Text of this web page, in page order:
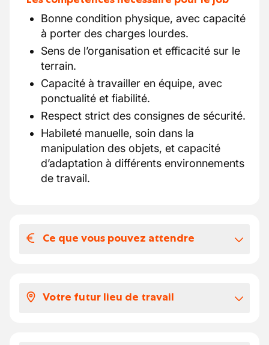
Bonne condition physique, avec capacité
à porter des charges lourdes.
Sens de l’organisation et efficacité sur le
terrain.
Capacité à travailler en équipe, avec
ponctualité et fiabilité.
Respect strict des consignes de sécurité.
Habileté manuelle, soin dans la
manipulation des objets, et capacité
d’adaptation à différents environnements
de travail.
Ce que vous pouvez attendre
Voici à quoi ressemble votre package :
Votre futur lieu de travail